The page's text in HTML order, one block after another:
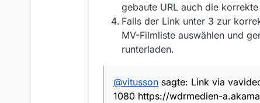
gebaute URL auch die
Falls der Link unter 3 zur
MV-Filmliste auswählen und
runterladen.
@vitusson sagte: Link via
1080 https://wdrmedien-